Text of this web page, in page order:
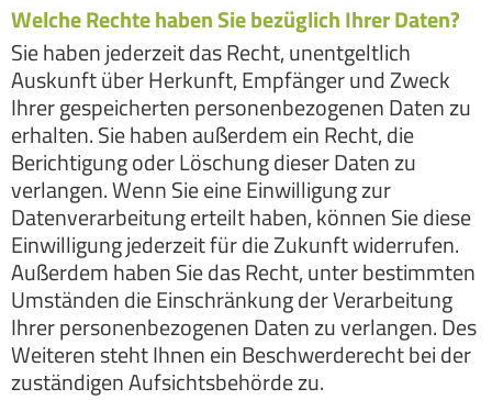
Welche Rechte haben Sie bezüglich Ihrer Daten?
Sie haben jederzeit das Recht, unentgeltlich
Auskunft über Herkunft, Empfänger und Zweck
Ihrer gespeicherten personenbezogenen Daten zu
erhalten. Sie haben außerdem ein Recht, die
Berichtigung oder Löschung dieser Daten zu
verlangen. Wenn Sie eine Einwilligung zur
Datenverarbeitung erteilt haben, können Sie diese
Einwilligung jederzeit für die Zukunft widerrufen.
Außerdem haben Sie das Recht, unter bestimmten
Umständen die Einschränkung der Verarbeitung
Ihrer personenbezogenen Daten zu verlangen. Des
Weiteren steht Ihnen ein Beschwerderecht bei der
zuständigen Aufsichtsbehörde zu.